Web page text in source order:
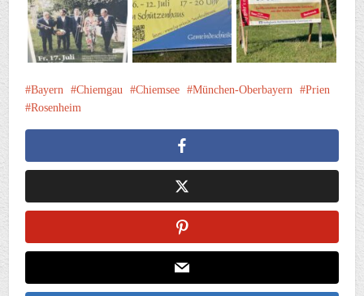
Bayern Chiemgau Chiemsee München-Oberbayern
Prien
Rosenheim